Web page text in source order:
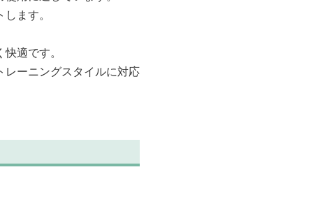
ます。
適です。
ーニングスタイルに対応